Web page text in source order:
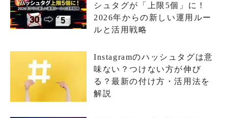
シュタグが「上限5個」に！
2026年からの新しい運用ルー
ルと活用戦略
Instagramのハッシュタグは意
味ない？つけない方が伸び
る？最新の付け方・活用法を
解説